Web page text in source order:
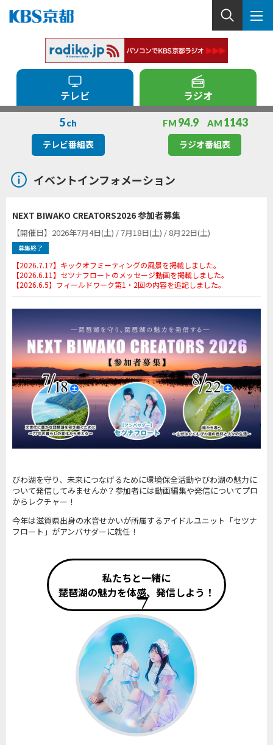
テレビ ラジオ
5 ch
テレビ番組表
FM 94.9 AM 1143
ラジオ番組表
イベントインフォメーション
NEXT BIWAKO CREATORS2026 参加者募集
【開催日】2026年7月4日(土) / 7月18日(土) / 8月22日(土)
募集終了
【2026.7.17】キックオフミーティングの風景を掲載しました。
【2026.6.11】セツナフロートのメッセージ動画を掲載しました。
【2026.6.5】フィールドワーク第1・2回の内容を追記しました。
びわ湖を守り、未来につなげるために環境保全活動やびわ湖の魅力に
ついて発信してみませんか？参加者には動画編集や発信についてプロ
からレクチャー！
今年は滋賀県出身の水音せかいが所属するアイドルユニット「セツナ
フロート」がアンバサダーに就任！
私たちと一緒に
琵琶湖の魅力を体感、発信しよう！